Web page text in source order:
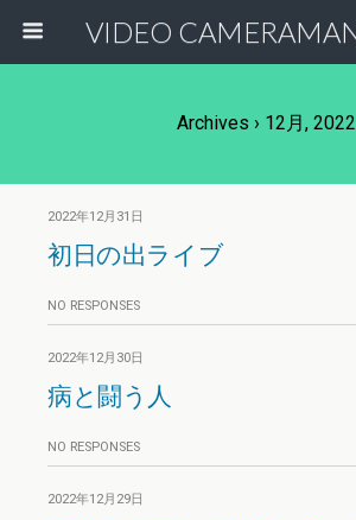
Archives › 12月, 2022
2022年12月31日
初日の出ライブ
NO RESPONSES
2022年12月30日
病と闘う人
NO RESPONSES
2022年12月29日